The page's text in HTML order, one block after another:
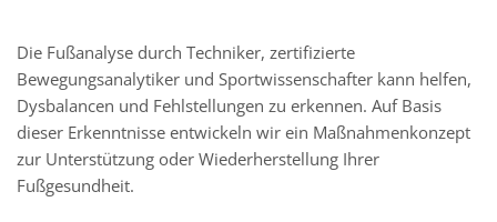
Die Fußanalyse durch Techniker, zertifizierte
Bewegungsanalytiker und Sportwissenschafter kann helfen,
Dysbalancen und Fehlstellungen zu erkennen. Auf Basis
dieser Erkenntnisse entwickeln wir ein Maßnahmenkonzept
zur Unterstützung oder Wiederherstellung Ihrer
Fußgesundheit.